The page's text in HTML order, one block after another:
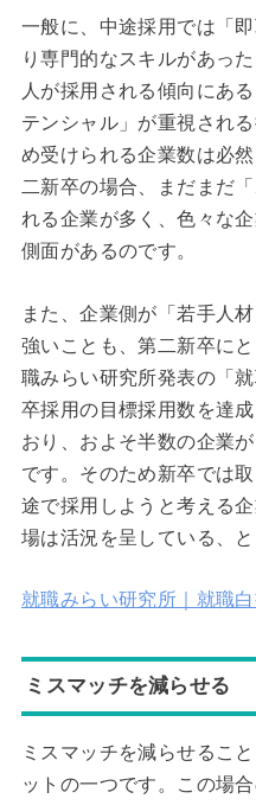
一般に、中途採用では「
り専門的なスキルがあっ
人が採用される傾向にあ
テンシャル」が重視され
め受けられる企業数は必
二新卒の場合、まだまだ
れる企業が多く、色々な
側面があるのです。
また、企業側が「若手人
強いことも、第二新卒に
職みらい研究所発表の「
卒採用の目標採用数を達
おり、およそ半数の企業
です。そのため新卒では
途で採用しようと考える
場は活況を呈している、
就職みらい研究所｜就職白
ミスマッチを減らせる
ミスマッチを減らせるこ
ットの一つです。この場